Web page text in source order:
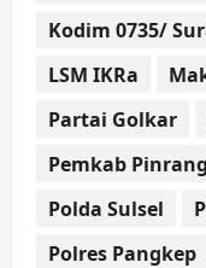
Kodim 0735/
LSM IKRa
Partai Golkar
Pemkab Pinrang
Polda Sulsel
Polres Pangkep